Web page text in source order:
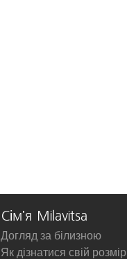
Сім'я Milavitsa
Догляд за білизною
Як дізнатися свій розмір